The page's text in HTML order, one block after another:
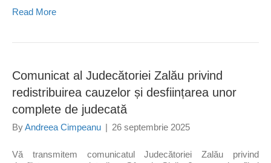
Read More
Comunicat al Judecătoriei Zalău privind
redistribuirea cauzelor și desființarea unor
complete de judecată
ByAndreea Cimpeanu | 26 septembrie 2025
Vă transmitem comunicatul Judecătoriei Zalău privind